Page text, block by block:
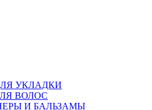
УКЛАДКИ
ВОЛОС
И БАЛЬЗАМЫ